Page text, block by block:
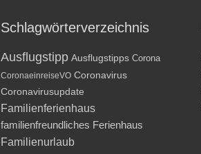
Schlagwörterverzeichnis
Ausflugstipp Ausflugstipps Corona
CoronaeinreiseVO Coronavirus
Coronavirusupdate
Familienferienhaus
familienfreundliches Ferienhaus
Familienurlaub